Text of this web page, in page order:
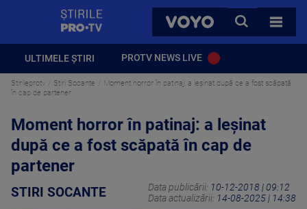
VOYO
CAUTA
TOATE
ULTIMELE ȘTIRI PROTV NEWS LIVE
Stirileprotv Stiri Socante
Moment horror în patinaj: a leșinat după ce a fost scăpată
în cap de partener
Moment horror în patinaj: a leșinat
după ce a fost scăpată în cap de
partener
STIRI SOCANTE Data publicării: 10-12-2018 | 09:12
Data actualizării: 14-08-2025 | 14:38